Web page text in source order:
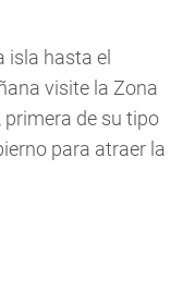
isla hasta el
visite la Zona
primera de su tipo
para atraer la